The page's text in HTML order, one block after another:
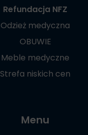
Refundacja NFZ
Odzież medyczna
OBUWIE
Meble medyczne
Strefa niskich cen
Menu